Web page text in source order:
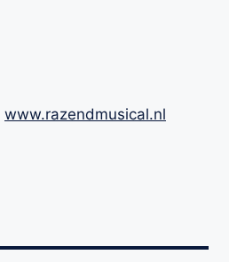
www.razendmusical.nl